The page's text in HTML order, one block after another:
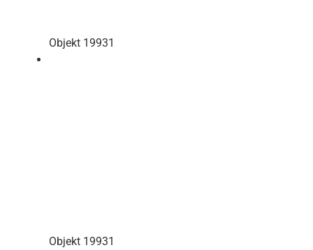
Objekt 19931
Objekt 19931